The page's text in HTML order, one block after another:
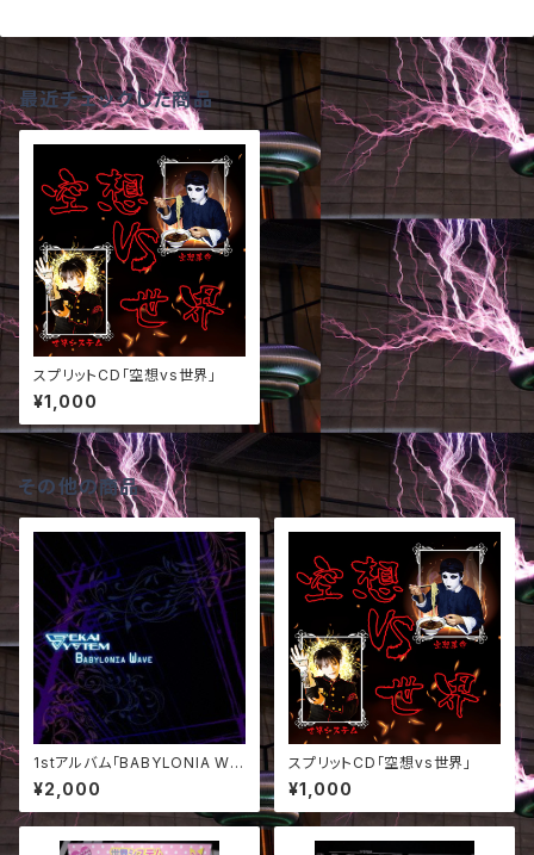
最近チェックした商品
スプリットCD「空想vs世界」
¥1,000
その他の商品
1stアルバム「BABYLONIA WA
VE」
¥2,000
スプリットCD「空想vs世界」
¥1,000